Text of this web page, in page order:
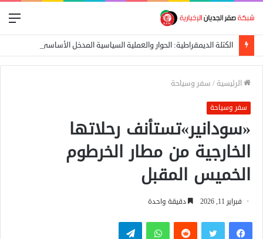
الرئيسية / سفر وسياحة
سفر وسياحة
«سودانير»تستأنف رحلاتها
الخارجية من مطار الخرطوم
الخميس المقبل
فبراير 11, 2026 دقيقة واحدة
فيسبوكتويتر واتساب تيلقرام